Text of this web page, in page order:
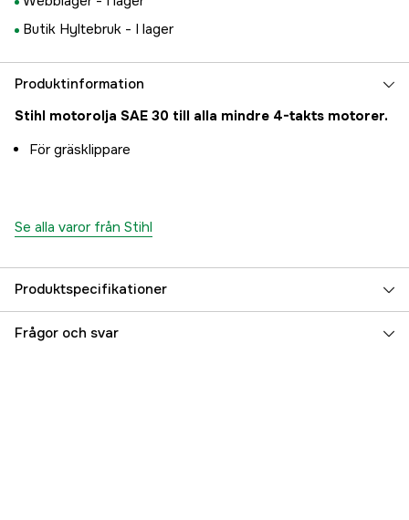
Butik Hyltebruk - I lager
Produktinformation
Stihl motorolja SAE 30 till alla mindre 4-takts motorer.
För gräsklippare
Se alla varor från Stihl
Produktspecifikationer
Oljetyp SAE 30
Frågor och svar